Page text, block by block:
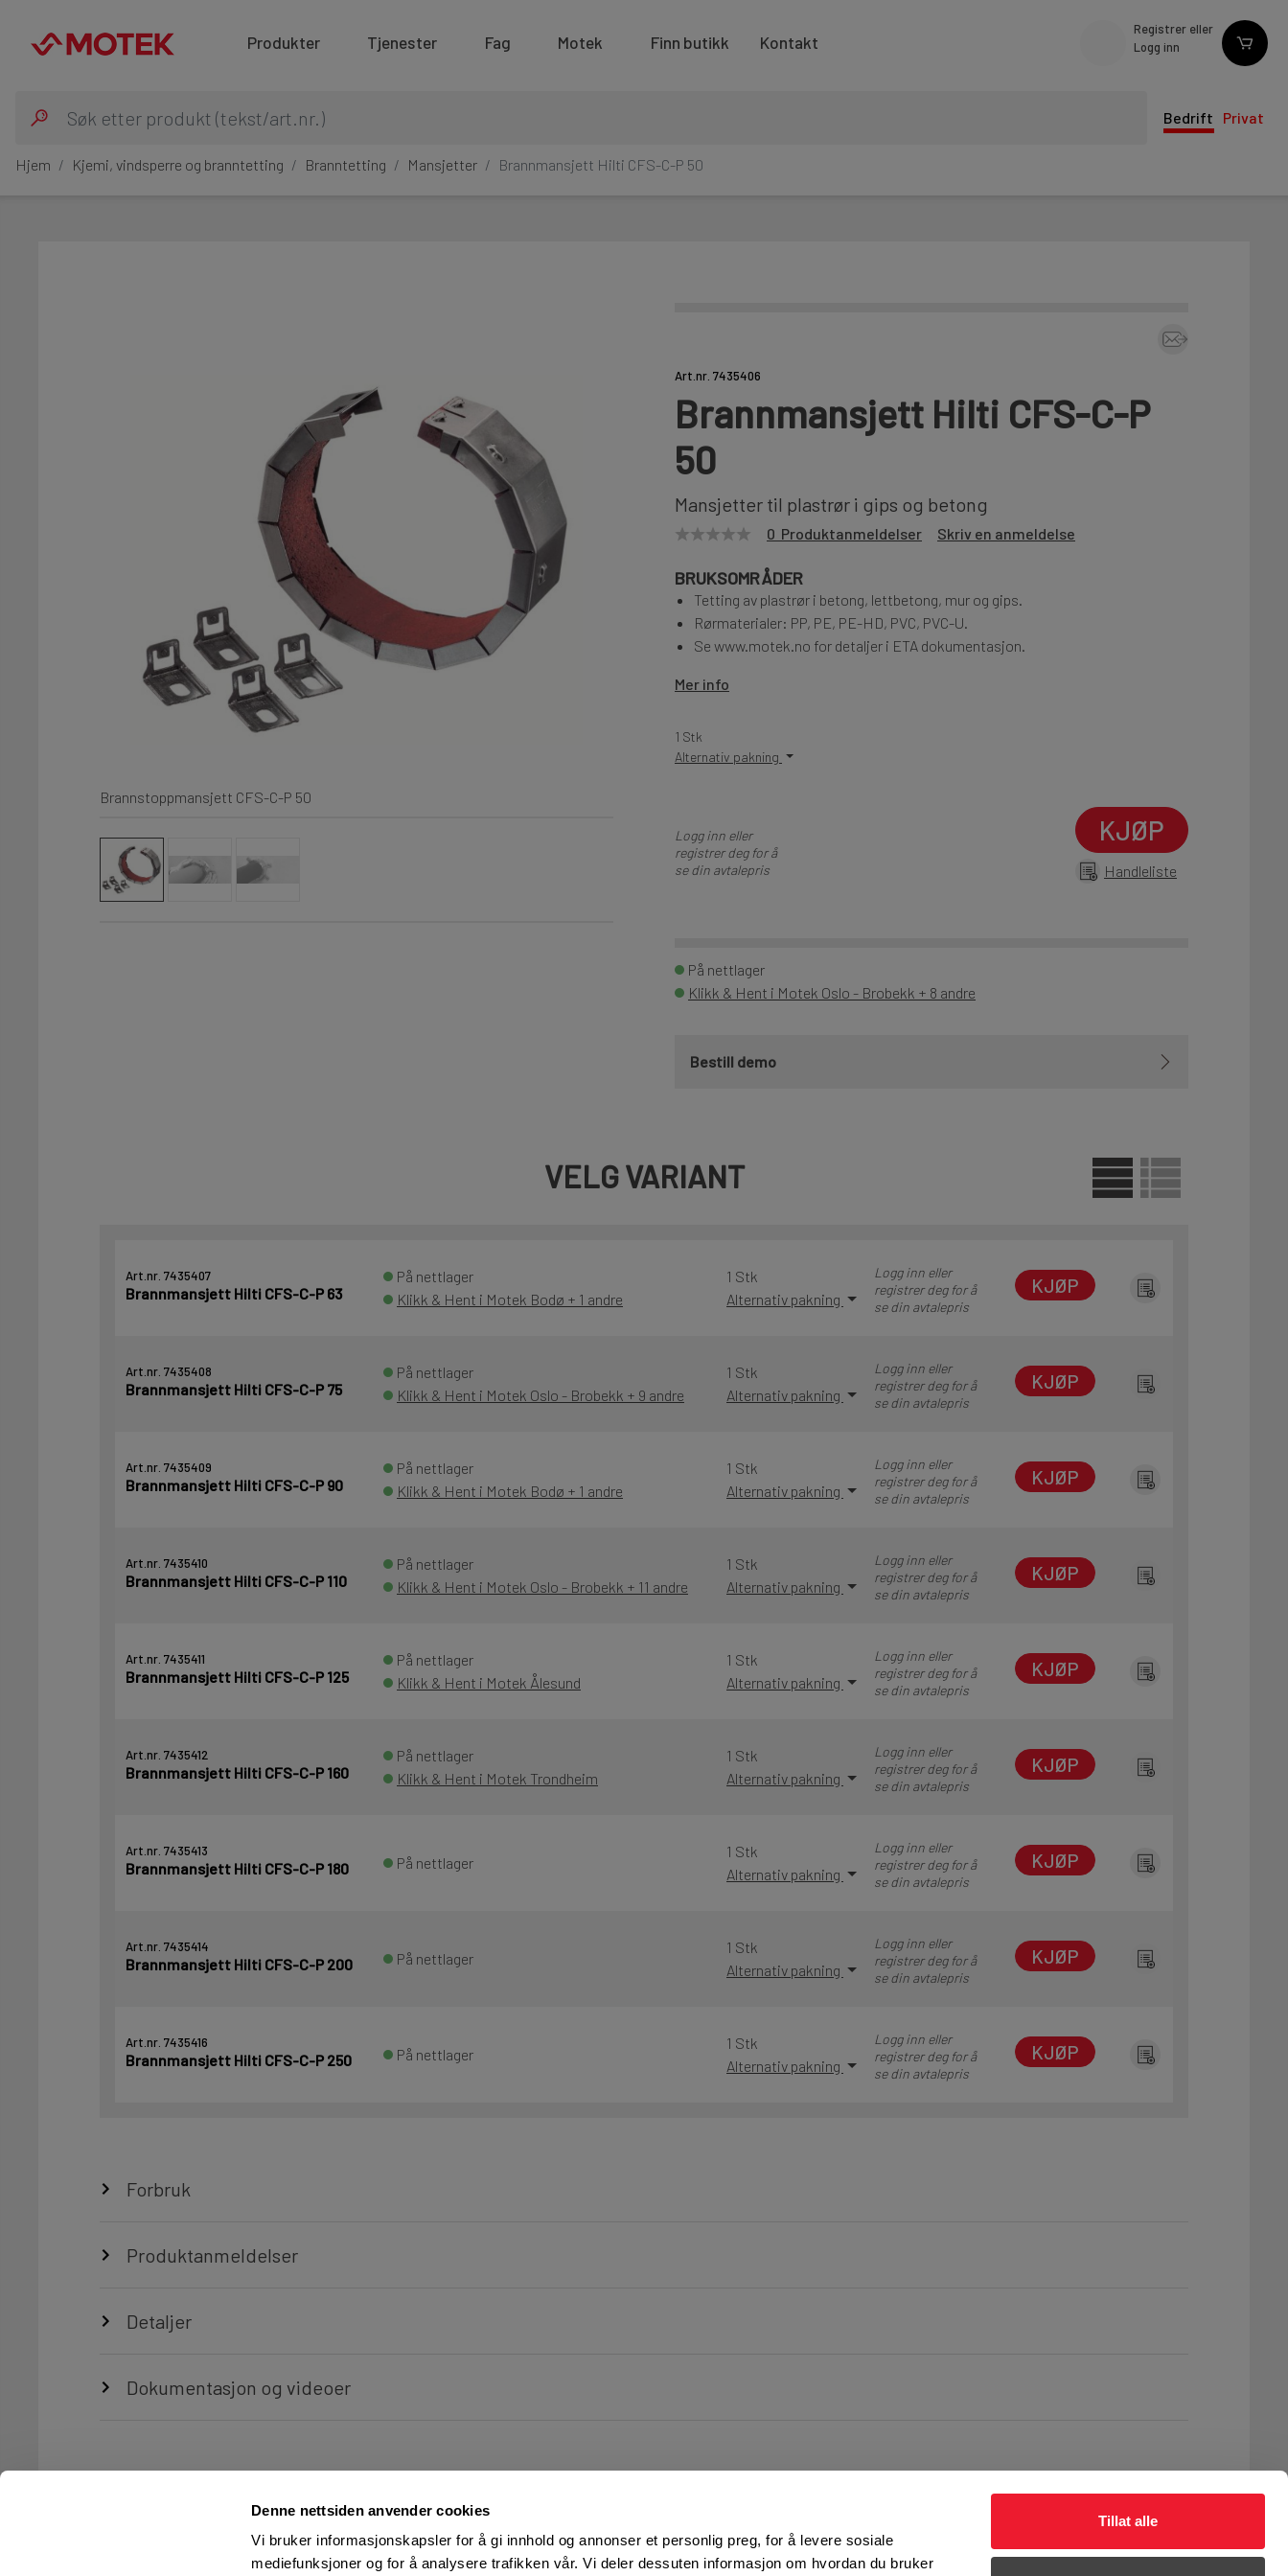
Denne nettsiden anvender cookies
Vi bruker informasjonskapsler for å gi innhold og annonser et personlig preg, for å levere sosiale
mediefunksjoner og for å analysere trafikken vår. Vi deler dessuten informasjon om hvordan du bruker
Tillat alle
Produkter Tjenester Fag Motek Finn butikk Kontakt
Registrer eller
Logg inn
Bedrift Privat
Hjem Kjemi, vindsperre og branntetting Branntetting Mansjetter Brannmansjett Hilti CFS-C-P 50
Brannstoppmansjett CFS-C-P 50
Art.nr. 7435406
Brannmansjett Hilti CFS-C-P
50
Mansjetter til plastrør i gips og betong
0 Produktanmeldelser Skriv en anmeldelse
BRUKSOMRÅDER
Tetting av plastrør i betong, lettbetong, mur og gips.
Rørmaterialer: PP, PE, PE-HD, PVC, PVC-U.
Se www.motek.no for detaljer i ETA dokumentasjon.
Mer info
1 Stk
Alternativ pakning
Logg inn eller
registrer deg for å
se din avtalepris
KJØP
Handleliste
På nettlager
Klikk & Hent i Motek Oslo - Brobekk + 8 andre
Bestill demo
VELG VARIANT
Art.nr. 7435407
Brannmansjett Hilti CFS-C-P 63
På nettlager
Klikk & Hent i Motek Bodø + 1 andre
1 Stk
Alternativ pakning
Logg inn eller
registrer deg for å
se din avtalepris
KJØP
Art.nr. 7435408
Brannmansjett Hilti CFS-C-P 75
På nettlager
Klikk & Hent i Motek Oslo - Brobekk + 9 andre
1 Stk
Alternativ pakning
Logg inn eller
registrer deg for å
se din avtalepris
KJØP
Art.nr. 7435409
Brannmansjett Hilti CFS-C-P 90
På nettlager
Klikk & Hent i Motek Bodø + 1 andre
1 Stk
Alternativ pakning
Logg inn eller
registrer deg for å
se din avtalepris
KJØP
Art.nr. 7435410
Brannmansjett Hilti CFS-C-P 110
På nettlager
Klikk & Hent i Motek Oslo - Brobekk + 11 andre
1 Stk
Alternativ pakning
Logg inn eller
registrer deg for å
se din avtalepris
KJØP
Art.nr. 7435411
Brannmansjett Hilti CFS-C-P 125
På nettlager
Klikk & Hent i Motek Ålesund
1 Stk
Alternativ pakning
Logg inn eller
registrer deg for å
se din avtalepris
KJØP
Art.nr. 7435412
Brannmansjett Hilti CFS-C-P 160
På nettlager
Klikk & Hent i Motek Trondheim
1 Stk
Alternativ pakning
Logg inn eller
registrer deg for å
se din avtalepris
KJØP
Art.nr. 7435413
Brannmansjett Hilti CFS-C-P 180 På nettlager
1 Stk
Alternativ pakning
Logg inn eller
registrer deg for å
se din avtalepris
KJØP
Art.nr. 7435414
Brannmansjett Hilti CFS-C-P 200 På nettlager
1 Stk
Alternativ pakning
Logg inn eller
registrer deg for å
se din avtalepris
KJØP
Art.nr. 7435416
Brannmansjett Hilti CFS-C-P 250 På nettlager
1 Stk
Alternativ pakning
Logg inn eller
registrer deg for å
se din avtalepris
KJØP
Forbruk
Produktanmeldelser
Detaljer
Dokumentasjon og videoer